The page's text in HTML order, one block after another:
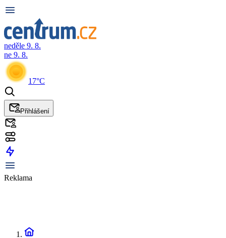
neděle 9. 8.
ne 9. 8.
17°C
Přihlášení
Reklama